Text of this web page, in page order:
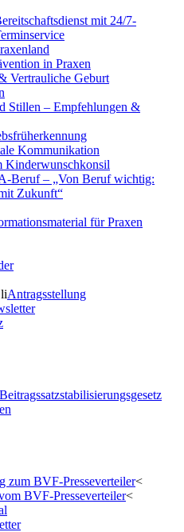
mit 24/7-
in Praxen
Vertrauliche Geburt
Stillen – Empfehlungen &
Kommunikation
Kinderwunschkonsil
Beruf – „Von Beruf wichtig:
Zukunft“
für Praxen
Antragsstellung
zum BVF-Presseverteiler<
BVF-Presseverteiler<